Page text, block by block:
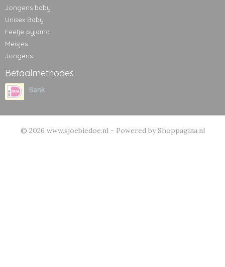
Jongens baby
Unisex Baby
Feetje pyjama
Meisjes
Jongens
Betaalmethodes
© 2026 www.sjoebiedoe.nl - Powered by Shoppagina.nl